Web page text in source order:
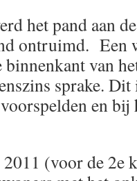
het pand aan
ontruimd. Een
van
sprake.
en bij
(voor de 2e